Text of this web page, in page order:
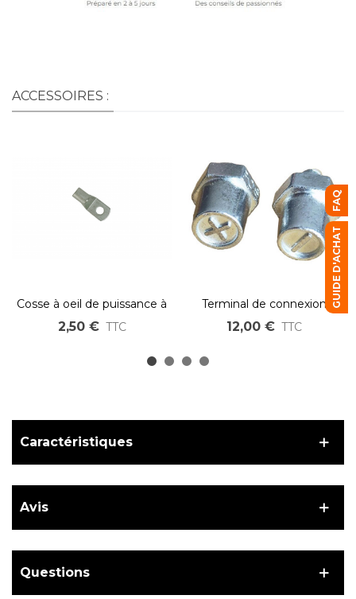
ACCESSOIRES :
Cosse à oeil de puissance à
sertir type SC M6 M8 M10
2,50 € TTC
Terminal de connexion
pour batterie, positive et
négative.
12,00 € TTC
Caractéristiques
Avis
Questions
FAQ
GUIDE D'ACHAT